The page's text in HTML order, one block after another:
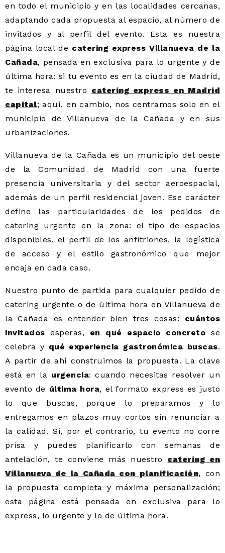
en todo el municipio y en las localidades cercanas,
adaptando cada propuesta al espacio, al número de
invitados y al perfil del evento. Esta es nuestra
página local de catering express Villanueva de la
Cañada, pensada en exclusiva para lo urgente y de
última hora: si tu evento es en la ciudad de Madrid,
te interesa nuestro catering express en Madrid
capital; aquí, en cambio, nos centramos solo en el
municipio de Villanueva de la Cañada y en sus
urbanizaciones.
Villanueva de la Cañada es un municipio del oeste
de la Comunidad de Madrid con una fuerte
presencia universitaria y del sector aeroespacial,
además de un perfil residencial joven. Ese carácter
define las particularidades de los pedidos de
catering urgente en la zona: el tipo de espacios
disponibles, el perfil de los anfitriones, la logística
de acceso y el estilo gastronómico que mejor
encaja en cada caso.
Nuestro punto de partida para cualquier pedido de
catering urgente o de última hora en Villanueva de
la Cañada es entender bien tres cosas: cuántos
invitados esperas, en qué espacio concreto se
celebra y qué experiencia gastronómica buscas.
A partir de ahí construimos la propuesta. La clave
está en la urgencia: cuando necesitas resolver un
evento de última hora, el formato express es justo
lo que buscas, porque lo preparamos y lo
entregamos en plazos muy cortos sin renunciar a
la calidad. Si, por el contrario, tu evento no corre
prisa y puedes planificarlo con semanas de
antelación, te conviene más nuestro catering en
Villanueva de la Cañada con planificación, con
la propuesta completa y máxima personalización;
esta página está pensada en exclusiva para lo
express, lo urgente y lo de última hora.